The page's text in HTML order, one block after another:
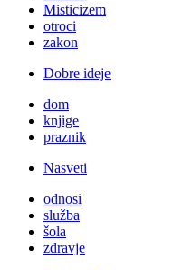
Misticizem
otroci
zakon
Dobre ideje
dom
knjige
praznik
Nasveti
odnosi
služba
šola
zdravje